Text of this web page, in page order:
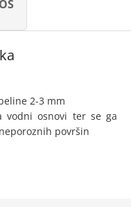
2-3 mm
vodni osnovi ter se ga
površin